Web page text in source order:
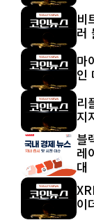
비
러
마
인
리
지
블
레
대
이